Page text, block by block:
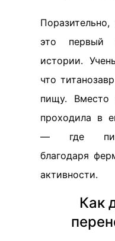
это первый
истории.
что
пищу. Вместо
проходила в
— где пища
благодаря
активности.
Как